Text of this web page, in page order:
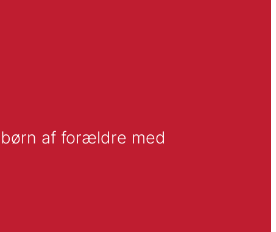
af forældre med